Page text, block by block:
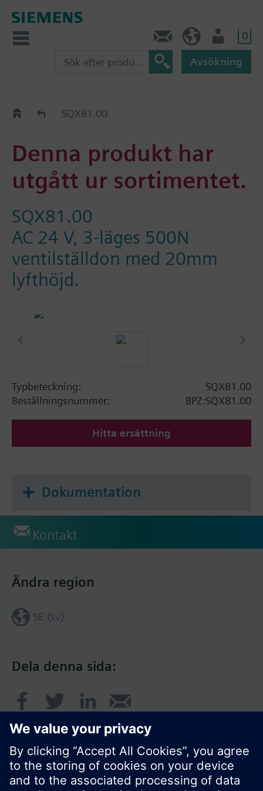
0
Avsökning
Old2NewSQX81.00
Denna produkt har
utgått ur sortimentet.
SQX81.00
AC 24 V, 3-läges 500N
ventilställdon med 20mm
lyfthöjd.
Typbeteckning:
SQX81.00
Beställningsnummer:
BPZ:SQX81.00
Hitta ersättning
Dokumentation
Kontakt
Dela denna sida:
Ändra region
SE (sv)